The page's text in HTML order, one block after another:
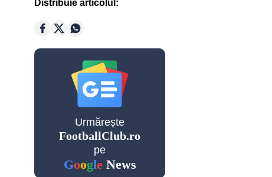
Distribuie articolul:
Urmărește
FootballClub.ro
pe
GoogleNews